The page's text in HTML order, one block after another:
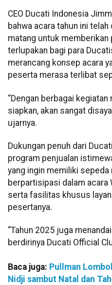
CEO Ducati Indonesia
bahwa acara tahun ini
matang untuk memberikan
terlupakan bagi para
merancang konsep acara
peserta merasa terlibat
“Dengan berbagai
siapkan, akan sangat
ujarnya.
Dukungan penuh dari
program penjualan
yang ingin memiliki
berpartisipasi dalam acara
serta fasilitas khusus
pesertanya.
“Tahun 2025 juga
berdirinya Ducati Official
Baca juga: Pullman
Nidji sambut Natal dan